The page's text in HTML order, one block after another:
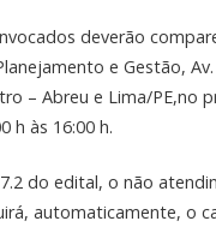
deverão
e Gestão,
– Abreu e Lima/PE,no
h às 16:00 h.
do edital, o não
automaticamente, o